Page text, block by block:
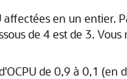
en un entier.
de 4 est de 3.
de 0,9 à 0,1 (en